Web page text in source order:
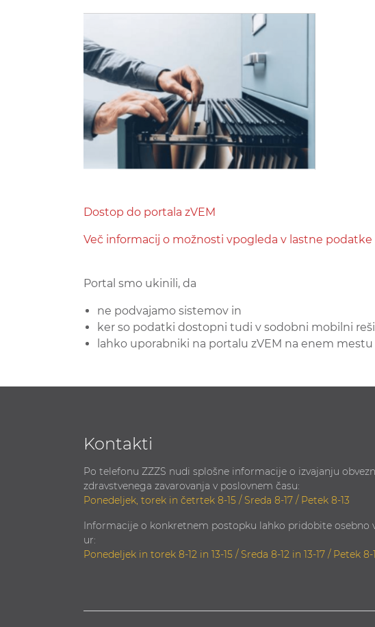
Dostop do portala zVEM
Več informacij o možnosti vpogleda v lastne podatke
Portal smo ukinili, da
ne podvajamo sistemov in
ker so podatki dostopni tudi v sodobni mobilni
lahko uporabniki na portalu zVEM na enem
Kontakti
Po telefonu ZZZS nudi splošne informacije o izvajanju
zdravstvenega zavarovanja v poslovnem času:
Ponedeljek, torek in četrtek 8-15 / Sreda 8-17 / Petek 8-13
Informacije o konkretnem postopku lahko pridobite osebno
ur:
Ponedeljek in torek 8-12 in 13-15 / Sreda 8-12 in 13-17 / Petek 8-